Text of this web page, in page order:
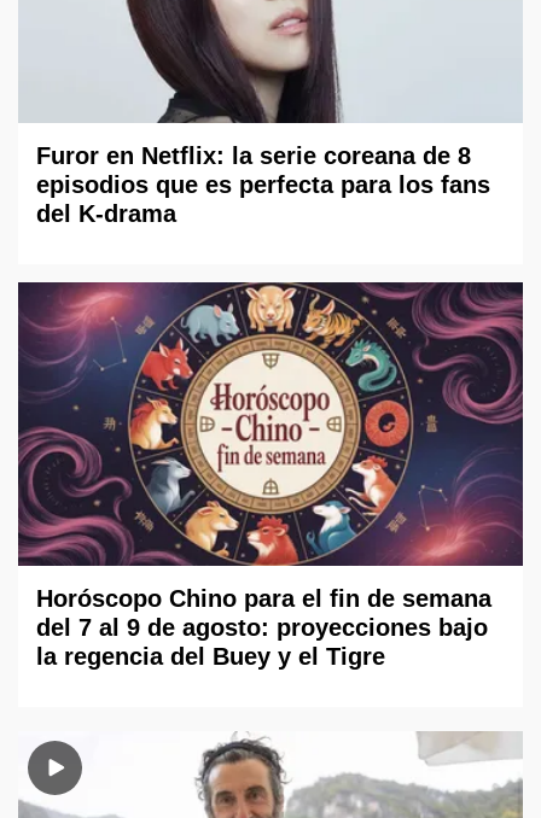
Furor en Netflix: la serie coreana de 8
episodios que es perfecta para los fans
del K-drama
Horóscopo Chino para el fin de semana
del 7 al 9 de agosto: proyecciones bajo
la regencia del Buey y el Tigre